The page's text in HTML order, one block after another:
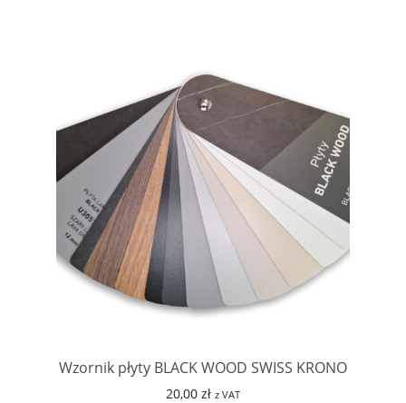
Wzornik płyty BLACK WOOD SWISS KRONO
20,00 zł z VAT